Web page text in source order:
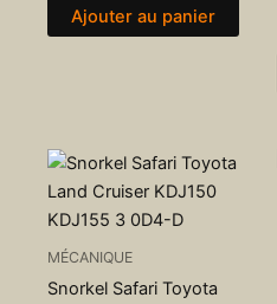
Ajouter au panier
MÉCANIQUE
Snorkel Safari Toyota